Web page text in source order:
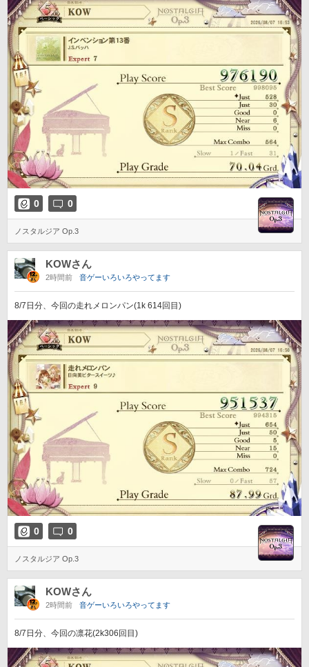
0 0
ノスタルジア Op.3
KOWさん
2時間前 音ゲーいろいろやってます
8/7日分、今回の走れメロンパン(1k 614回目)
0 0
ノスタルジア Op.3
KOWさん
2時間前 音ゲーいろいろやってます
8/7日分、今回の凛花(2k306回目)